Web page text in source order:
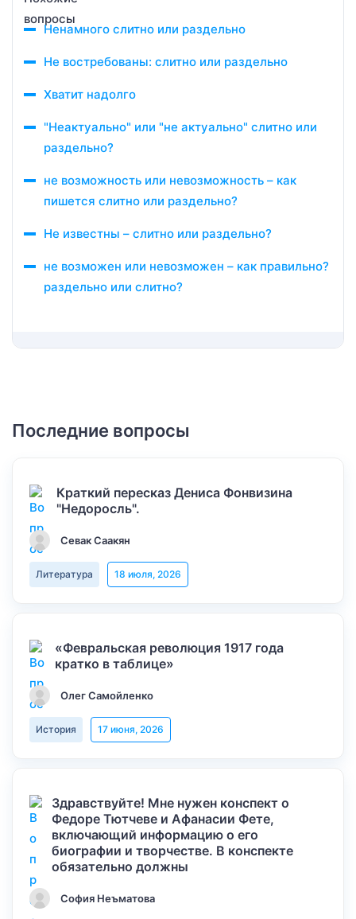
Ненамного слитно или раздельно
Не востребованы: слитно или раздельно
Хватит надолго
"Неактуально" или "не актуально" слитно или
раздельно?
не возможность или невозможность – как
пишется слитно или раздельно?
Не известны – слитно или раздельно?
не возможен или невозможен – как правильно?
раздельно или слитно?
Последние вопросы
Краткий пересказ Дениса Фонвизина
"Недоросль".
Севак Саакян
Литература 18 июля, 2026
«Февральская революция 1917 года
кратко в таблице»
Олег Самойленко
История 17 июня, 2026
Здравствуйте! Мне нужен конспект о
Федоре Тютчеве и Афанасии Фете,
включающий информацию о его
биографии и творчестве. В конспекте
обязательно должны
София Неъматова